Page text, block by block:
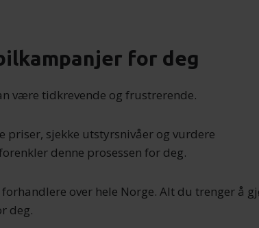
for deg
være tidkrevende og frustrerende.
priser, sjekke utstyrsnivåer og vurdere
denne prosessen for deg.
over hele Norge. Alt du trenger å
deg.